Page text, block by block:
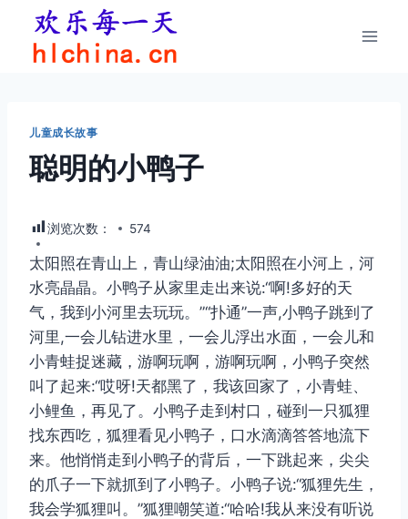
儿童成长故事
聪明的小鸭子
浏览次数： 574
太阳照在青山上，青山绿油油;太阳照在小河上，河
水亮晶晶。小鸭子从家里走出来说:“啊!多好的天
气，我到小河里去玩玩。”“扑通”一声,小鸭子跳到了
河里,一会儿钻进水里，一会儿浮出水面，一会儿和
小青蛙捉迷藏，游啊玩啊，游啊玩啊，小鸭子突然
叫了起来:“哎呀!天都黑了，我该回家了，小青蛙、
小鲤鱼，再见了。小鸭子走到村口，碰到一只狐狸
找东西吃，狐狸看见小鸭子，口水滴滴答答地流下
来。他悄悄走到小鸭子的背后，一下跳起来，尖尖
的爪子一下就抓到了小鸭子。小鸭子说:“狐狸先生，
我会学狐狸叫。”狐狸嘲笑道:“哈哈!我从来没有听说